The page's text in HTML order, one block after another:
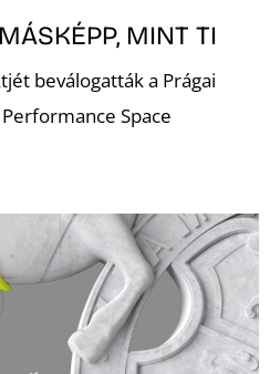
MINT TI
beválogatták a Prágai
Space